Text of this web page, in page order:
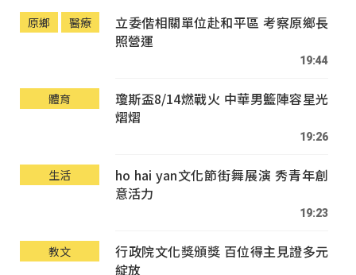
原鄉 醫療
立委偕相關單位赴和平區 考察原鄉長
照營運
19:44
體育
瓊斯盃8/14燃戰火 中華男籃陣容星光
熠熠
19:26
生活
ho hai yan文化節街舞展演 秀青年創
意活力
19:23
教文
行政院文化獎頒獎 百位得主見證多元
綻放